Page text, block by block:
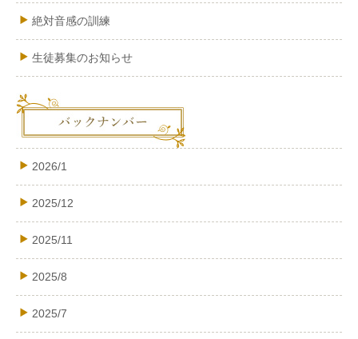
絶対音感の訓練
生徒募集のお知らせ
2026/1
2025/12
2025/11
2025/8
2025/7